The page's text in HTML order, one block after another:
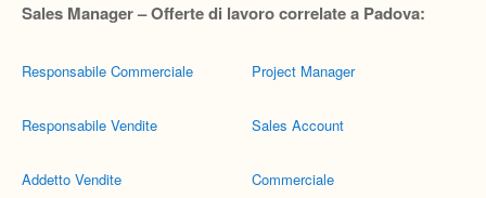
Sales Manager – Offerte di lavoro correlate a Padova:
Responsabile Commerciale
Responsabile Vendite
Addetto Vendite
Project Manager
Sales Account
Commerciale